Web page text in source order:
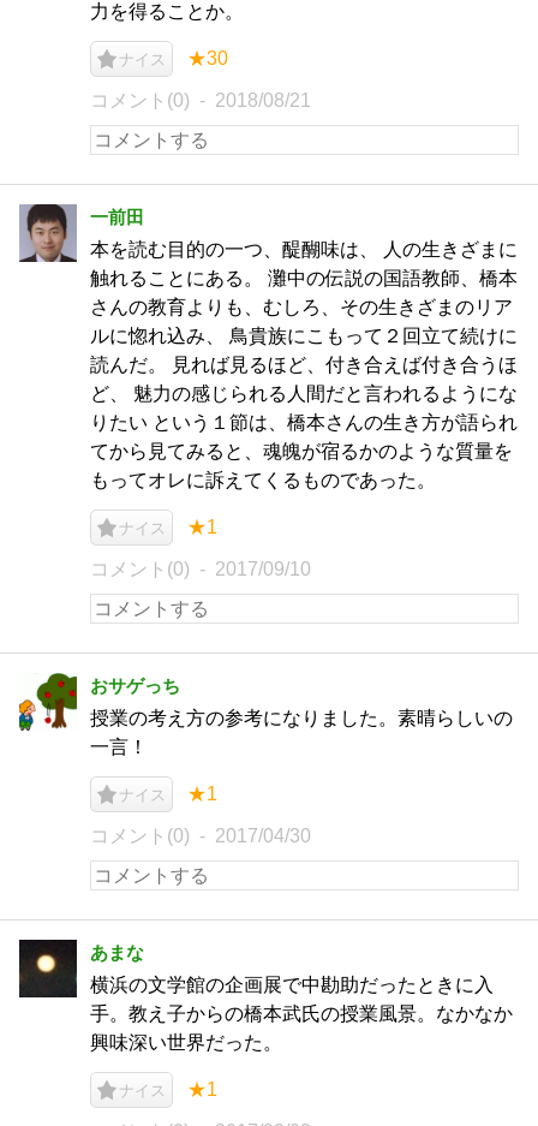
力を得ることか。
ナイス ★30
コメント(0) 2018/08/21
一前田
本を読む目的の一つ、醍醐味は、 人の生きざまに
触れることにある。 灘中の伝説の国語教師、橋本
さんの教育よりも、むしろ、その生きざまのリア
ルに惚れ込み、 鳥貴族にこもって２回立て続けに
読んだ。 見れば見るほど、付き合えば付き合うほ
ど、 魅力の感じられる人間だと言われるようにな
りたい という１節は、橋本さんの生き方が語られ
てから見てみると、魂魄が宿るかのような質量を
もってオレに訴えてくるものであった。
ナイス ★1
コメント(0) 2017/09/10
おサゲっち
授業の考え方の参考になりました。素晴らしいの
一言！
ナイス ★1
コメント(0) 2017/04/30
あまな
横浜の文学館の企画展で中勘助だったときに入
手。教え子からの橋本武氏の授業風景。なかなか
興味深い世界だった。
ナイス ★1